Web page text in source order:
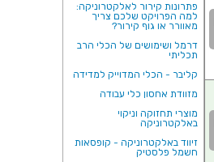
פתרונות קירור לאלקטרוניקה:
למה הפרויקט שלכם צריך
מאוורר או גוף קירור?
דרמל ושימושים של הכלי הרב
תכליתי
קליבר - הכלי המדוייק למדידה
מזוודת אחסון כלי עבודה
מוצרי תחזוקה וניקוי
באלקטרוניקה
זיווד באלקטרוניקה - קופסאות
חשמל פלסטיק